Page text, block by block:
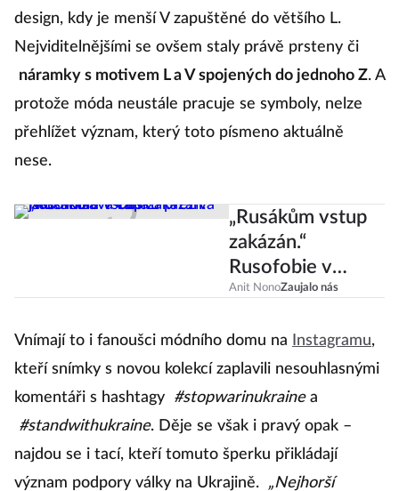
design, kdy je menší V zapuštěné do většího L.
Nejviditelnějšími se ovšem staly právě prsteny či
náramky s motivem L a V spojených do jednoho Z. A
protože móda neustále pracuje se symboly, nelze
přehlížet význam, který toto písmeno aktuálně
nese.
„Rusákům vstup
zakázán.“
Rusofobie v
Česku přežívá
Anit NonoZaujalo nás
Vnímají to i fanoušci módního domu na Instagramu,
kteří snímky s novou kolekcí zaplavili nesouhlasnými
komentáři s hashtagy
#stopwarinukrainea
#standwithukraine. Děje se však i pravý opak –
najdou se i tací, kteří tomuto šperku přikládají
význam podpory války na Ukrajině.
„Nejhorší